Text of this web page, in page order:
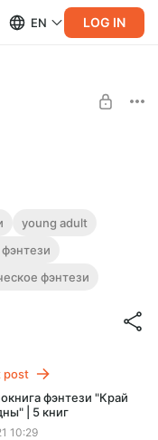
EN LOG IN
тьмы" |
young adult
фэнтези
post
фэнтези "Край
| 5 книг
10:29